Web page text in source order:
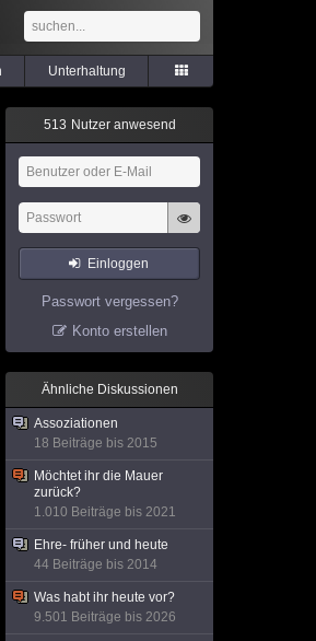
Unterhaltung
513 Nutzer anwesend
Einloggen
Passwort vergessen?
Konto erstellen
Ähnliche Diskussionen
Assoziationen
18 Beiträge bis 2015
Möchtet ihr die Mauer
zurück?
1.010 Beiträge bis 2021
Ehre- früher und heute
44 Beiträge bis 2014
Was habt ihr heute vor?
9.501 Beiträge bis 2026